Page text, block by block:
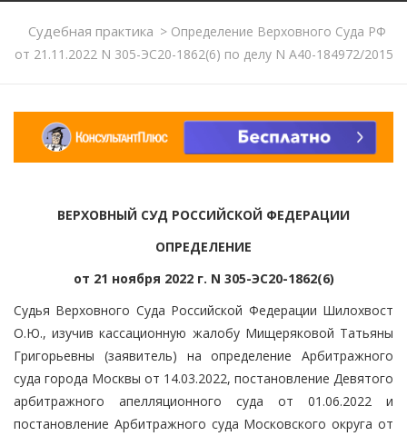
Судебная практика >Определение Верховного Суда РФ
от 21.11.2022 N 305-ЭС20-1862(6) по делу N А40-184972/2015
ВЕРХОВНЫЙ СУД РОССИЙСКОЙ ФЕДЕРАЦИИ
ОПРЕДЕЛЕНИЕ
от 21 ноября 2022 г. N 305-ЭС20-1862(6)
Судья Верховного Суда Российской Федерации Шилохвост
О.Ю., изучив кассационную жалобу Мищеряковой Татьяны
Григорьевны (заявитель) на определение Арбитражного
суда города Москвы от 14.03.2022, постановление Девятого
арбитражного апелляционного суда от 01.06.2022 и
постановление Арбитражного суда Московского округа от